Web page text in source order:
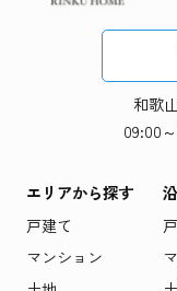
和歌
09:00
エリアから探す
戸建て
マンション